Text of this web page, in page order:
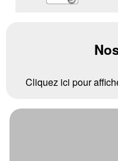
Cliquez ici pour